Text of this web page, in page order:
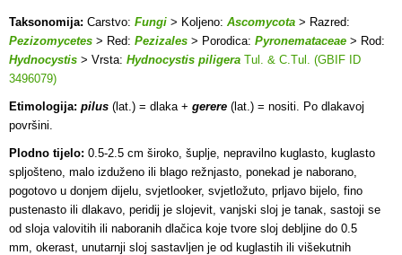
Taksonomija: Carstvo: Fungi > Koljeno: Ascomycota > Razred:
Pezizomycetes > Red: Pezizales > Porodica: Pyronemataceae > Rod:
Hydnocystis > Vrsta: Hydnocystis piligera Tul. & C.Tul. (GBIF ID
3496079)
Etimologija: pilus (lat.) = dlaka + gerere (lat.) = nositi. Po dlakavoj
površini.
Plodno tijelo: 0.5-2.5 cm široko, šuplje, nepravilno kuglasto, kuglasto
spljošteno, malo izduženo ili blago režnjasto, ponekad je naborano,
pogotovo u donjem dijelu, svjetlooker, svjetložuto, prljavo bijelo, fino
pustenasto ili dlakavo, peridij je slojevit, vanjski sloj je tanak, sastoji se
od sloja valovitih ili naboranih dlačica koje tvore sloj debljine do 0.5
mm, okerast, unutarnji sloj sastavljen je od kuglastih ili višekutnih